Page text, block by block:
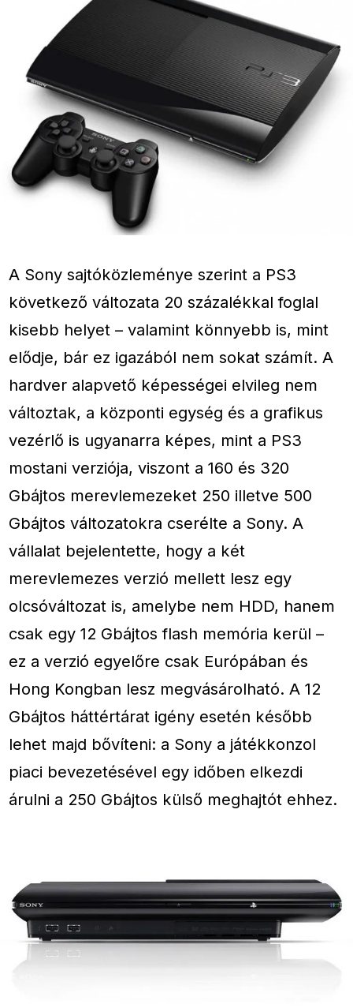
A Sony sajtóközleménye szerint a PS3
következő változata 20 százalékkal foglal
kisebb helyet – valamint könnyebb is, mint
elődje, bár ez igazából nem sokat számít. A
hardver alapvető képességei elvileg nem
változtak, a központi egység és a grafikus
vezérlő is ugyanarra képes, mint a PS3
mostani verziója, viszont a 160 és 320
Gbájtos merevlemezeket 250 illetve 500
Gbájtos változatokra cserélte a Sony. A
vállalat bejelentette, hogy a két
merevlemezes verzió mellett lesz egy
olcsóváltozat is, amelybe nem HDD, hanem
csak egy 12 Gbájtos flash memória kerül –
ez a verzió egyelőre csak Európában és
Hong Kongban lesz megvásárolható. A 12
Gbájtos háttértárat igény esetén később
lehet majd bővíteni: a Sony a játékkonzol
piaci bevezetésével egy időben elkezdi
árulni a 250 Gbájtos külső meghajtót ehhez.